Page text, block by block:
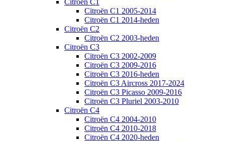
Citroën C1
Citroën C1 2005-2014
Citroën C1 2014-heden
Citroën C2
Citroën C2 2003-heden
Citroën C3
Citroën C3 2002-2009
Citroën C3 2009-2016
Citroën C3 2016-heden
Citroën C3 Aircross 2017-2024
Citroën C3 Picasso 2009-2016
Citroën C3 Pluriel 2003-2010
Citroën C4
Citroën C4 2004-2010
Citroën C4 2010-2018
Citroën C4 2020-heden